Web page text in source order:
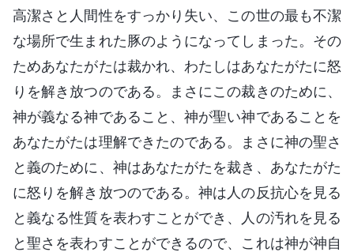
高潔さと人間性をすっかり失い、この世の最も不潔
な場所で生まれた豚のようになってしまった。その
ためあなたがたは裁かれ、わたしはあなたがたに怒
りを解き放つのである。まさにこの裁きのために、
神が義なる神であること、神が聖い神であることを
あなたがたは理解できたのである。まさに神の聖さ
と義のために、神はあなたがたを裁き、あなたがた
に怒りを解き放つのである。神は人の反抗心を見る
と義なる性質を表わすことができ、人の汚れを見る
と聖さを表わすことができるので、これは神が神自